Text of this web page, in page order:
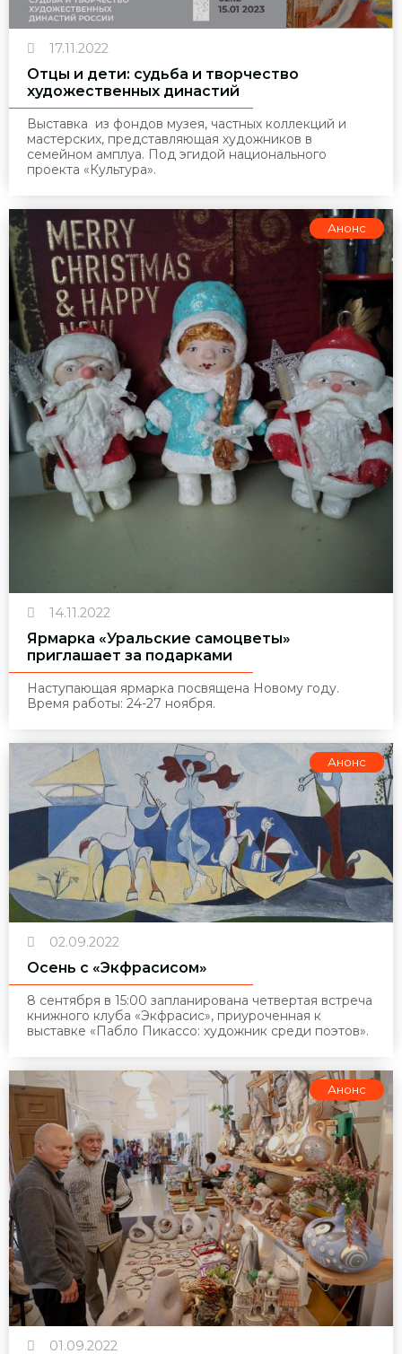
17.11.2022
Отцы и дети: судьба и творчество
художественных династий
Выставка из фондов музея, частных коллекций и
мастерских, представляющая художников в
семейном амплуа. Под эгидой национального
проекта «Культура».
Анонс
14.11.2022
Ярмарка «Уральские самоцветы»
приглашает за подарками
Наступающая ярмарка посвящена Новому году.
Время работы: 24-27 ноября.
Анонс
02.09.2022
Осень с «Экфрасисом»
8 сентября в 15:00 запланирована четвертая встреча
книжного клуба «Экфрасис», приуроченная к
выставке «Пабло Пикассо: художник среди поэтов».
Анонс
01.09.2022